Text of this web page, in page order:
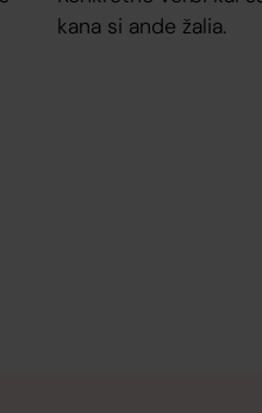
kana si ande žalia.